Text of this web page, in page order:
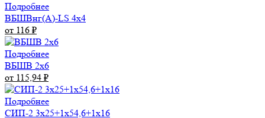
Подробнее
ВБШВнг(А)-LS 4х4
от 116 ₽
Подробнее
ВБШВ 2х6
от 115,94 ₽
Подробнее
СИП-2 3х25+1х54,6+1х16